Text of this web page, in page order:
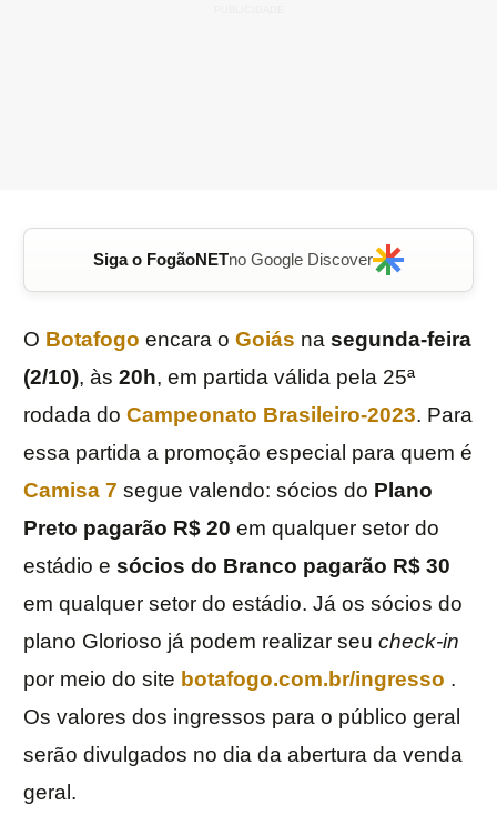
Siga o FogãoNETno Google Discover
O Botafogo encara o Goiás na segunda-feira
(2/10), às 20h, em partida válida pela 25ª
rodada do Campeonato Brasileiro-2023. Para
essa partida a promoção especial para quem é
Camisa 7 segue valendo: sócios do Plano
Preto pagarão R$ 20 em qualquer setor do
estádio e sócios do Branco pagarão R$ 30
em qualquer setor do estádio. Já os sócios do
plano Glorioso já podem realizar seu check-in
por meio do site botafogo.com.br/ingresso .
Os valores dos ingressos para o público geral
serão divulgados no dia da abertura da venda
geral.